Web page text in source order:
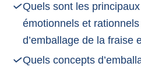
Quels sont les
émotionnels et
d’emballage de la fraise
Quels concepts